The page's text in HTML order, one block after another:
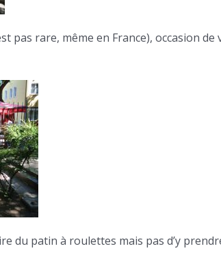
pas rare, même en France), occasion de
du patin à roulettes mais pas d’y